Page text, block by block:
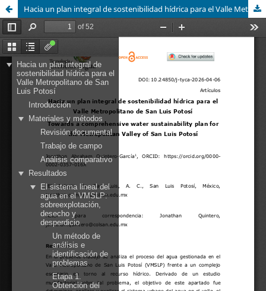
Hacia un plan integral de sostenibilidad hídrica para el Valle Metropolitano de San Luis Potosí